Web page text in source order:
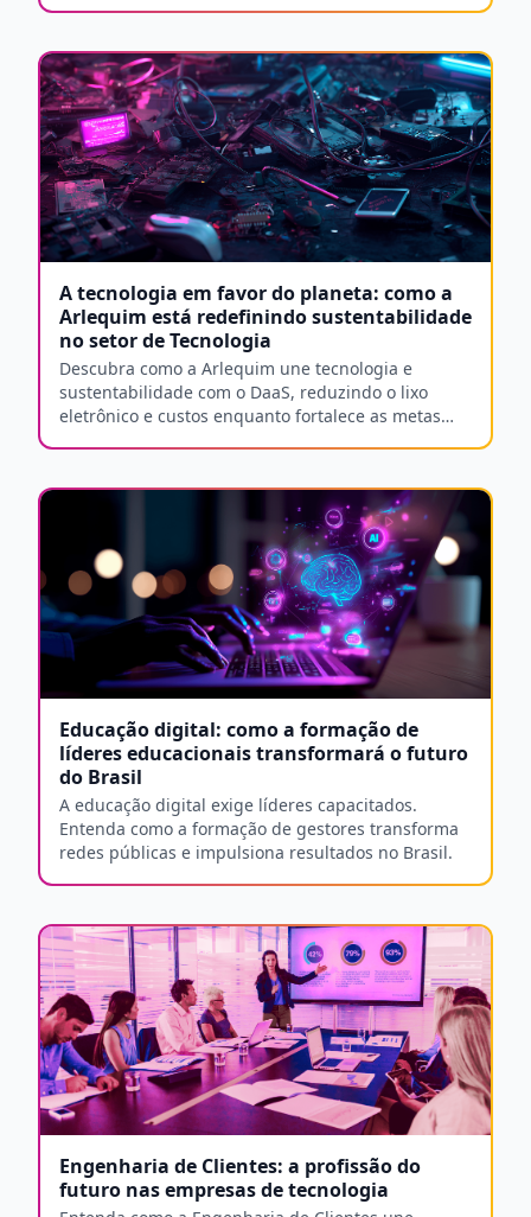
A tecnologia em favor do planeta: como a
Arlequim está redefinindo sustentabilidade
no setor de Tecnologia
Descubra como a Arlequim une tecnologia e
sustentabilidade com o DaaS, reduzindo o lixo
eletrônico e custos enquanto fortalece as metas
Educação digital: como a formação de
líderes educacionais transformará o futuro
do Brasil
A educação digital exige líderes capacitados.
Entenda como a formação de gestores transforma
redes públicas e impulsiona resultados no Brasil.
Engenharia de Clientes: a profissão do
futuro nas empresas de tecnologia